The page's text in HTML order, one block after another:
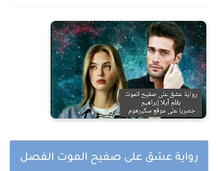
رواية عشق على صفيح الموت الفصل